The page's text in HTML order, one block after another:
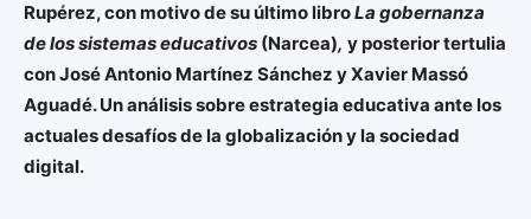
Rupérez, con motivo de su último libroLa gobernanza
de los sistemas educativos (Narcea), y posterior tertulia
con José Antonio Martínez Sánchez y Xavier Massó
Aguadé. Un análisis sobre estrategia educativa ante los
actuales desafíos de la globalización y la sociedad
digital.